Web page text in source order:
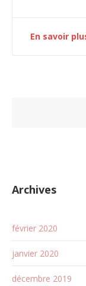
En savoir
Archives
février 2020
janvier 2020
décembre 2019